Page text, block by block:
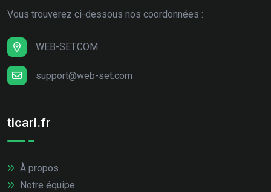
Vous trouverez ci-dessous nos coordonnées :
WEB-SET.COM
support@web-set.com
ticari.fr
À propos
Notre équipe